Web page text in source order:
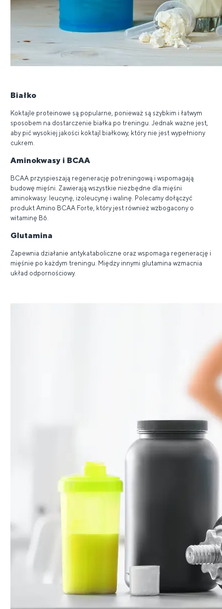
Białko
Koktajle proteinowe są popularne, ponieważ są szybkim i łatwym
sposobem na dostarczenie białka po treningu. Jednak ważne jest,
aby pić wysokiej jakości koktajl białkowy, który nie jest wypełniony
cukrem.
Aminokwasy i BCAA
BCAA przyspieszają regenerację potreningową i wspomagają
budowę mięśni. Zawierają wszystkie niezbędne dla mięśni
aminokwasy: leucynę, izoleucynę i walinę. Polecamy dołączyć
produkt Amino BCAA Forte, który jest również wzbogacony o
witaminę B6.
Glutamina
Zapewnia działanie antykataboliczne oraz wspomaga regenerację i
mięśnie po każdym treningu. Między innymi glutamina wzmacnia
układ odpornościowy.